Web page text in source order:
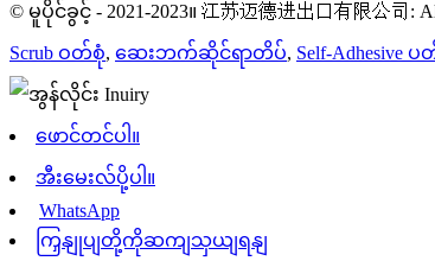
© မူပိုင်ခွင့် - 2021-2023။ 江苏迈德进出口有限公司:
Scrub ဝတ်စုံ, ဆေးဘက်ဆိုင်ရာတိပ်, Self-Adhesive
ဖောင်တင်ပါ။
အီးမေးလ်ပို့ပါ။
WhatsApp
ကြှနျုပျတို့ကိုဆကျသှယျရနျ